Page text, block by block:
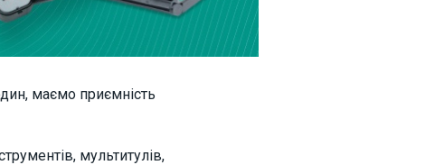
маємо приємність
мультитулів,